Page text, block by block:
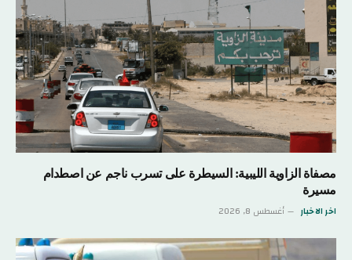
مصفاة الزاوية الليبية: السيطرة على تسرب ناجم عن اصطدام
مسيرة
اخر الاخبار أغسطس 8, 2026